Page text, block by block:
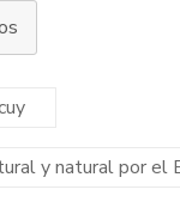
y natural por el